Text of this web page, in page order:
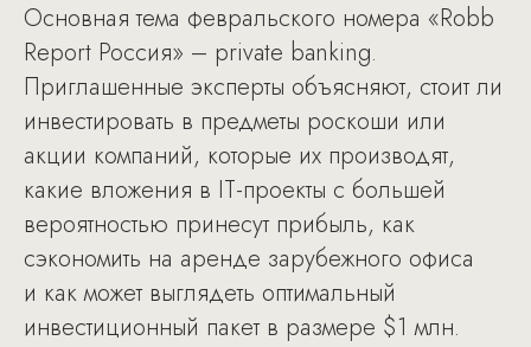
Основная тема февральского номера «Robb
Report Россия» – private banking.
Приглашенные эксперты объясняют, стоит ли
инвестировать в предметы роскоши или
акции компаний, которые их производят,
какие вложения в IT-проекты с большей
вероятностью принесут прибыль, как
сэкономить на аренде зарубежного офиса
и как может выглядеть оптимальный
инвестиционный пакет в размере $1 млн.